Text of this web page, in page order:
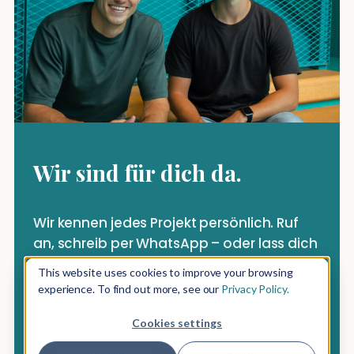
This website uses cookies to improve your browsing
experience. To find out more, see our Privacy Policy.
Cookies settings
Wir sind für dich da.
Wir kennen jedes Projekt persönlich. Ruf
an, schreib per WhatsApp – oder lass dich
ganz in Ruhe beraten.